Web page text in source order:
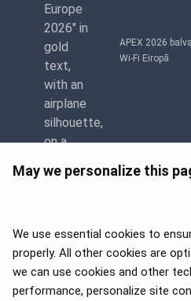
May we personalize this
We use essential cookies to
properly. All other cookies are
we can use cookies and other
performance, personalize site
APEX 2026
Wi-Fi Eiropā
APEX 2026 Five
Airline Award